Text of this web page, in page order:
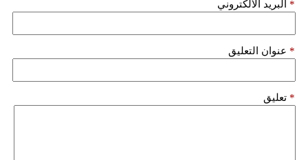
البريد الألكتروني *
عنوان التعليق *
تعليق *